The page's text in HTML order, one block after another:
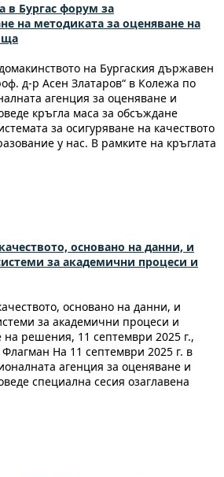
Бургас форум за
на методиката за оценяване на
на Бургаския държавен
д-р Асен Златаров“ в Колежа по
агенция за оценяване и
кръгла маса за обсъждане
за осигуряване на качеството
у нас. В рамките на кръглата
основано на данни, и
за академични процеси и
основано на данни, и
за академични процеси и
на решения, 11 септември 2025 г.,
На 11 септември 2025 г. в
агенция за оценяване и
специална сесия озаглавена